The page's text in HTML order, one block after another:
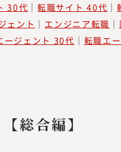
を展開しています。
2022年7月に、プロ
る調査・研究機関『
ィア『CAREER
キャリア形成につ
同時に、フリーラ
を活用する企業に
中で、企業の経営者
や事例をもっと知り
30代 ｜転職サイト 40代 ｜
ェント ｜ エンジニア転職 ｜
ージェント 30代 ｜ 転職エ
総合編】